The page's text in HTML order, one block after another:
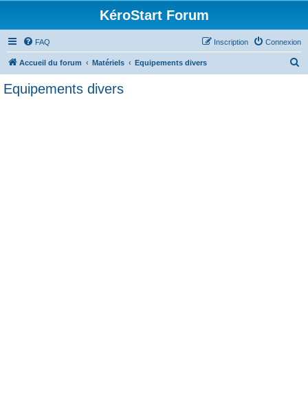
KéroStart Forum
FAQ Connexion
Inscription
Accueil du forum Matériels Equipements divers
Equipements divers